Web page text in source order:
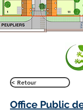
< Retour
Office Public